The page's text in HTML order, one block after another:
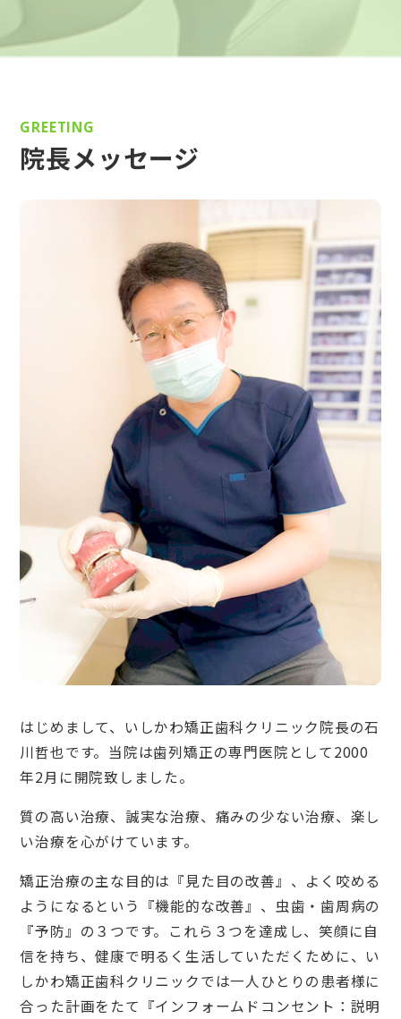
GREETING
院長メッセージ
はじめまして、いしかわ矯正歯科クリニック院長の石
川哲也です。当院は歯列矯正の専門医院として2000
年2月に開院致しました。
質の高い治療、誠実な治療、痛みの少ない治療、楽し
い治療を心がけています。
矯正治療の主な目的は『見た目の改善』、よく咬める
ようになるという『機能的な改善』、虫歯・歯周病の
『予防』の３つです。これら３つを達成し、笑顔に自
信を持ち、健康で明るく生活していただくために、い
しかわ矯正歯科クリニックでは一人ひとりの患者様に
合った計画をたて『インフォームドコンセント：説明